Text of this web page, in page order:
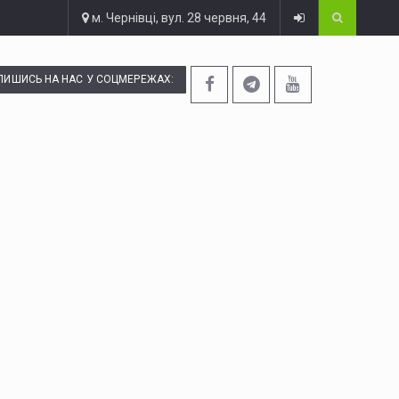
м. Чернівці, вул. 28 червня, 44
НА НАС У СОЦМЕРЕЖАХ: